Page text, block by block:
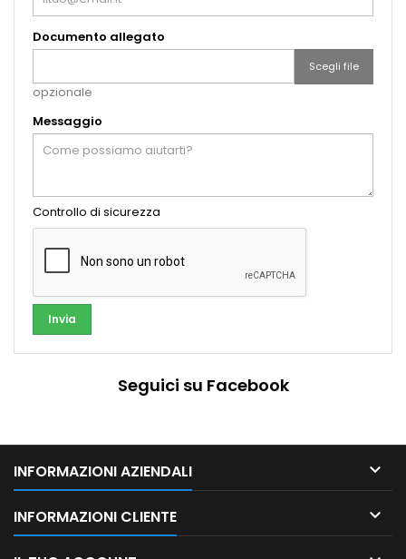
Documento allegato
Scegli file
opzionale
Messaggio
Controllo di sicurezza
Seguici su Facebook
INFORMAZIONI AZIENDALI 
INFORMAZIONI CLIENTE 